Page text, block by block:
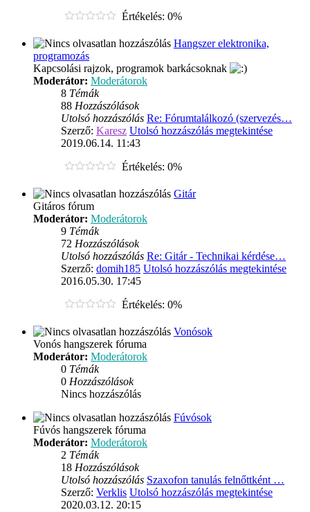
Értékelés: 0%
Hangszer elektronika,
programozás
Kapcsolási rajzok, programok barkácsoknak
Moderátor: Moderátorok
8 Témák
88 Hozzászólások
Utolsó hozzászólás Re: Fórumtalálkozó (szervezés…
Szerző: Karesz Utolsó hozzászólás megtekintése
2019.06.14. 11:43
Értékelés: 0%
Gitár
Gitáros fórum
Moderátor: Moderátorok
9 Témák
72 Hozzászólások
Utolsó hozzászólás Re: Gitár - Technikai kérdése…
Szerző: domih185 Utolsó hozzászólás megtekintése
2016.05.30. 17:45
Értékelés: 0%
Vonósok
Vonós hangszerek fóruma
Moderátor: Moderátorok
0 Témák
0 Hozzászólások
Nincs hozzászólás
Fúvósok
Fúvós hangszerek fóruma
Moderátor: Moderátorok
2 Témák
18 Hozzászólások
Utolsó hozzászólás Szaxofon tanulás felnőttként …
Szerző: Verklis Utolsó hozzászólás megtekintése
2020.03.12. 20:15